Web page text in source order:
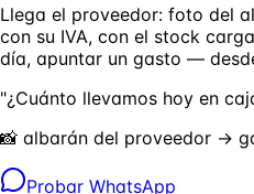
Llega el proveedor: foto del
con su IVA, con el stock
día, apuntar un gasto —
"¿Cuánto llevamos hoy en
📸 albarán del proveedor →
Probar WhatsApp